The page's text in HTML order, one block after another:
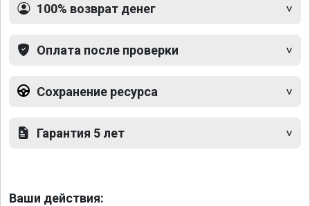
100% возврат денег
Оплата после проверки
Сохранение ресурса
Гарантия 5 лет
Ваши действия: